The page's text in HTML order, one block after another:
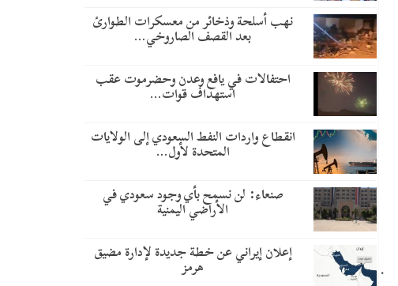
.
نهب أسلحة وذخائر من معسكرات الطوارئ
بعد القصف الصاروخي…
احتفالات في يافع وعدن وحضرموت عقب
استهداف قوات…
انقطاع واردات النفط السعودي إلى الولايات
المتحدة لأول…
صنعاء: لن نسمح بأي وجود سعودي في
الأراضي اليمنية
إعلان إيراني عن خطة جديدة لإدارة مضيق
هرمز